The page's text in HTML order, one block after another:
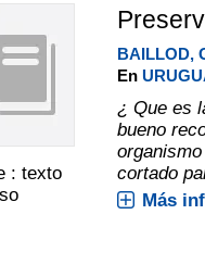
: texto
BAILLOD,
En
¿ Que es
bueno
cortado
Más